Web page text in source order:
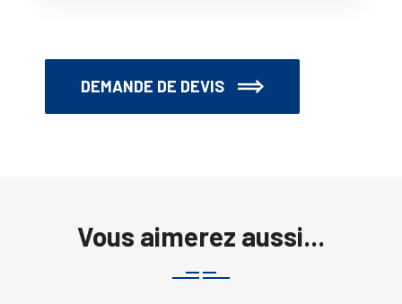
DEMANDE DE DEVIS
Vous aimerez aussi...